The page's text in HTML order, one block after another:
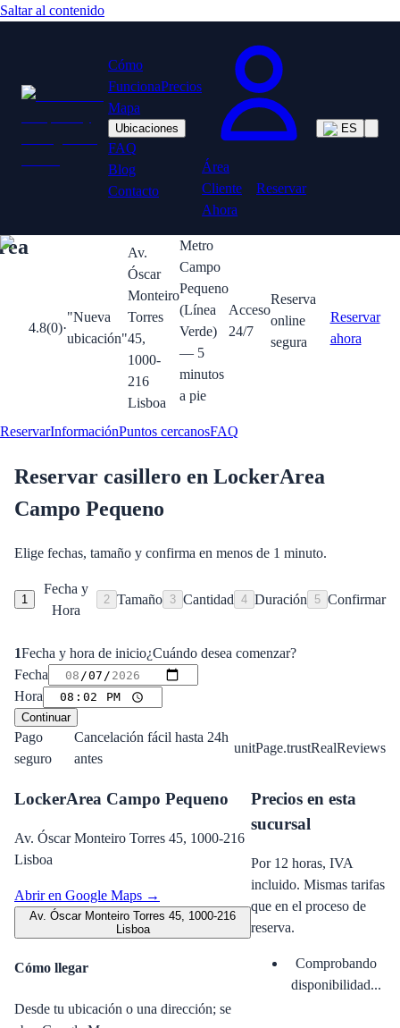
Saltar al contenido
Cómo
FuncionaPrecios
Mapa
Ubicaciones
FAQ
Blog
Contacto
Área
Cliente
Reservar
Ahora
ES
4.8(0)·
"Nueva
ubicación"
Av.
Óscar
Monteiro
Torres
45,
1000-
216
Lisboa
Metro
Campo
Pequeno
(Línea
Verde)
— 5
minutos
a pie
Acceso
24/7
Reserva
online
segura
Reservar
ahora
ReservarInformaciónPuntos cercanosFAQ
Reservar casillero en LockerArea
Campo Pequeno
Elige fechas, tamaño y confirma en menos de 1 minuto.
1
Fecha y
Hora
2 Tamaño 3 Cantidad 4 Duración 5 Confirmar
1Fecha y hora de inicio¿Cuándo desea comenzar?
Fecha
Hora
Continuar
Pago
seguro
Cancelación fácil hasta 24h
antes
unitPage.trustRealReviews
LockerArea Campo Pequeno
Av. Óscar Monteiro Torres 45, 1000-216
Lisboa
Abrir en Google Maps →
Av. Óscar Monteiro Torres 45, 1000-216
Lisboa
Cómo llegar
Desde tu ubicación o una dirección; se
Precios en esta
sucursal
Por 12 horas, IVA
incluido. Mismas tarifas
que en el proceso de
reserva.
Comprobando
disponibilidad...